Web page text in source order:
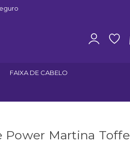
FAIXA DE CABELO
Power Martina Toffe